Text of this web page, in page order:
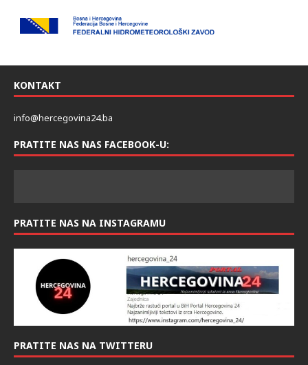
KONTAKT
info@hercegovina24.ba
PRATITE NAS NAS FACEBOOK-U:
PRATITE NAS NA INSTAGRAMU
PRATITE NAS NA TWITTERU